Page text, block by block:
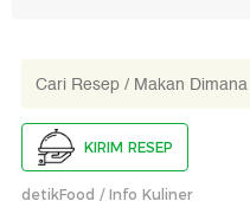
KIRIM RESEP
detikFood Info Kuliner